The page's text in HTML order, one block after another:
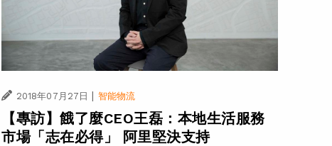
2018年07月27日 | 智能物流
【專訪】餓了麼CEO王磊：本地生活服務
市場「志在必得」 阿里堅決支持